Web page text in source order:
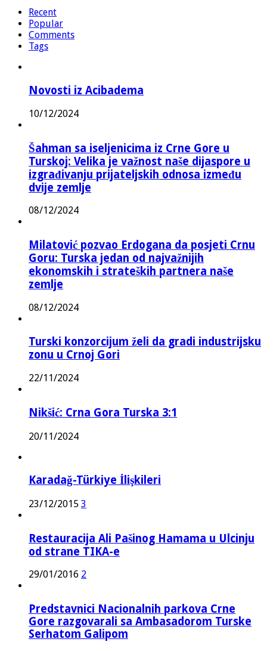
Recent
Popular
Comments
Tags
Novosti iz Acibadema
10/12/2024
Šahman sa iseljenicima iz Crne Gore u
Turskoj: Velika je važnost naše dijaspore u
izgrađivanju prijateljskih odnosa između
dvije zemlje
08/12/2024
Milatović pozvao Erdogana da posjeti Crnu
Goru: Turska jedan od najvažnijih
ekonomskih i strateških partnera naše
zemlje
08/12/2024
Turski konzorcijum želi da gradi industrijsku
zonu u Crnoj Gori
22/11/2024
Nikšić: Crna Gora Turska 3:1
20/11/2024
Karadağ-Türkiye İlişkileri
23/12/2015 3
Restauracija Ali Pašinog Hamama u Ulcinju
od strane TIKA-e
29/01/2016 2
Predstavnici Nacionalnih parkova Crne
Gore razgovarali sa Ambasadorom Turske
Serhatom Galipom